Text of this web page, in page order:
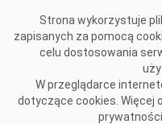
Strona wykorzystuje
zapisanych za pomocą
celu dostosowania
W przeglądarce
dotyczące cookies. Więcej
prywatności